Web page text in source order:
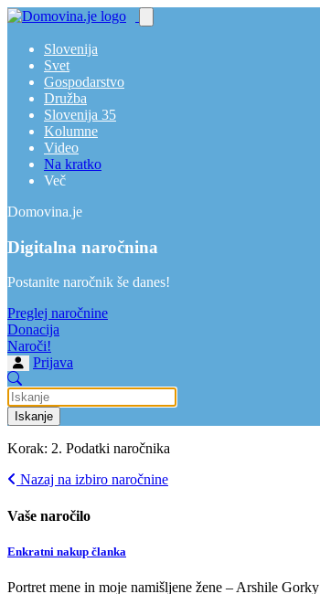
Slovenija
Svet
Gospodarstvo
Družba
Slovenija 35
Kolumne
Video
Na kratko
Več
Domovina.je
Digitalna naročnina
Postanite naročnik še danes!
Preglej naročnine
Donacija
Naroči!
Prijava
Iskanje
Korak: 2. Podatki naročnika
Nazaj na izbiro naročnine
Vaše naročilo
Enkratni nakup članka
Portret mene in moje namišljene žene – Arshile Gorky